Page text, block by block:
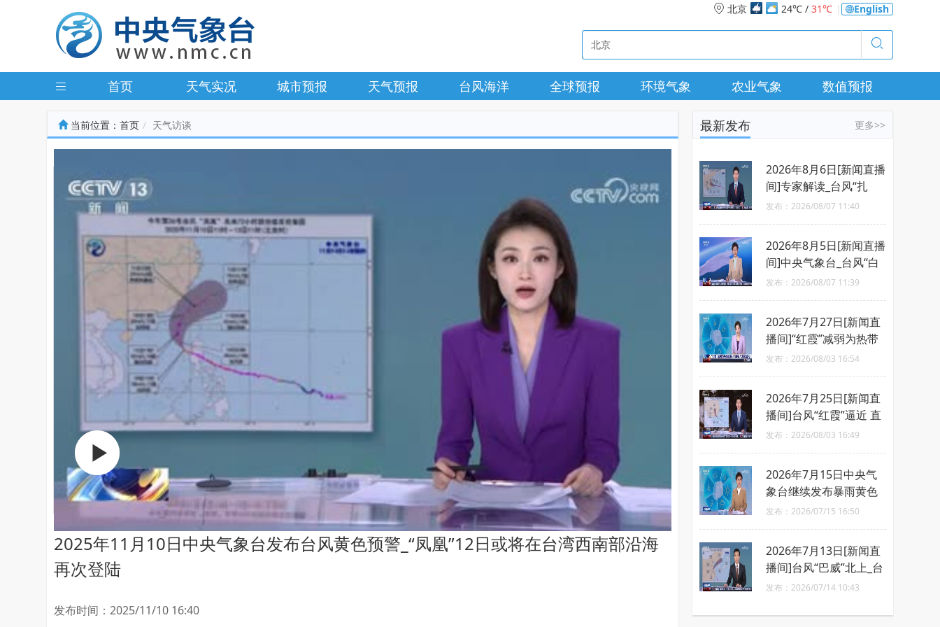
北京 24℃ / 31℃ English
首页 天气实况 城市预报 天气预报 台风海洋 全球预报 环境气象 农业气象 数值预报
当前位置： 首页 天气访谈
2025年11月10日中央气象台发布台风黄色预警_“凤凰”12日或将在台湾西南部沿海
再次登陆
发布时间：2025/11/10 16:40
最新发布 更多>>
2026年8月6日[新闻直播
间]专家解读_台风“扎
堆”来袭_是否会相互影
发布：2026/08/07 11:40
2026年8月5日[新闻直播
间]中央气象台_台风“白
海豚”7日移入东海_向华
发布：2026/08/07 11:39
2026年7月27日[新闻直
播间]“红霞”减弱为热带
低压 今早移入湖南境内
发布：2026/08/03 16:54
2026年7月25日[新闻直
播间]台风“红霞”逼近 直
扑广东沿海
发布：2026/08/03 16:49
2026年7月15日中央气
象台继续发布暴雨黄色
和强对流天气蓝色预警_
发布：2026/07/15 16:50
2026年7月13日[新闻直
播间]台风“巴威”北上_台
风影响东北等地_辽宁吉
发布：2026/07/14 10:43